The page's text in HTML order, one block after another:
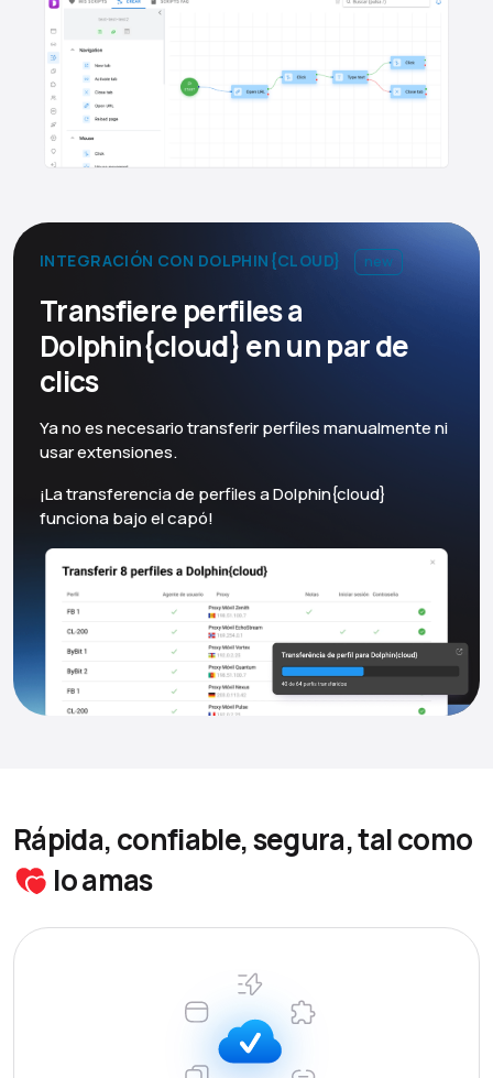
INTEGRACIÓN CON DOLPHIN{CLOUD} new
Transfiere perfiles a
Dolphin{cloud} en un par de
clics
Ya no es necesario transferir perfiles manualmente ni
usar extensiones.
¡La transferencia de perfiles a Dolphin{cloud}
funciona bajo el capó!
Rápida, confiable, segura, tal como
lo amas